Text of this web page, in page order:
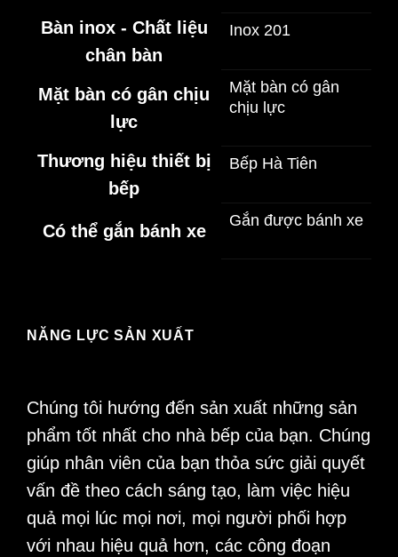
Bàn inox - Chất liệu
chân bàn
Inox 201
Mặt bàn có gân chịu
lực
Mặt bàn có gân
chịu lực
Thương hiệu thiết bị
bếp
Bếp Hà Tiên
Có thể gắn bánh xe
Gắn được bánh xe
NĂNG LỰC SẢN XUẤT
Chúng tôi hướng đến sản xuất những sản
phẩm tốt nhất cho nhà bếp của bạn. Chúng
giúp nhân viên của bạn thỏa sức giải quyết
vấn đề theo cách sáng tạo, làm việc hiệu
quả mọi lúc mọi nơi, mọi người phối hợp
với nhau hiệu quả hơn, các công đoạn